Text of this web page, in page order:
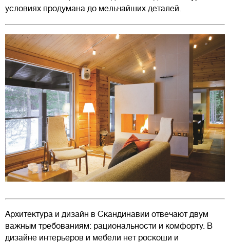
условиях продумана до мельчайших деталей.
Архитектура и дизайн в Скандинавии отвечают двум
важным требованиям: рациональности и комфорту. В
дизайне интерьеров и мебели нет роскоши и